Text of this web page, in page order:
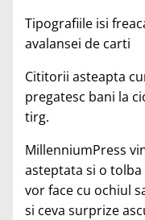
Tipografiile isi
avalansei de carti
Cititorii asteapta
pregatesc bani la
tirg.
MillenniumPress
asteptata si o
vor face cu ochiul
si ceva surprize